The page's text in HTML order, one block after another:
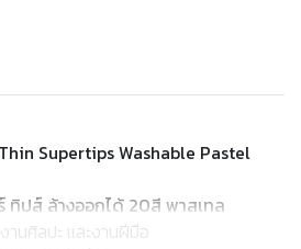
Supertips Washable Pastel
ทิปส์ ล้างออกได้ 20สี พาสเทล
านศิลปะ และงานฝีมือ